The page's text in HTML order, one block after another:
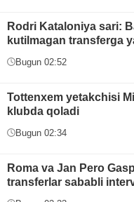
Rodri Kataloniya sari:
kutilmagan transferga
Bugun 02:52
Tottenxem yetakchisi
klubda qoladi
Bugun 02:34
Roma va Jan Pero
transferlar sababli